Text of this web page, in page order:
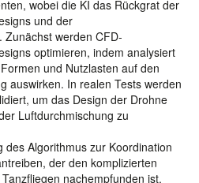
wobei die KI das Rückgrat der
und der
Zunächst werden CFD-
optimieren, indem analysiert
und Nutzlasten auf den
auswirken. In realen Tests werden
um das Design der Drohne
Luftdurchmischung zu
des Algorithmus zur Koordination
der den komplizierten
nachempfunden ist.